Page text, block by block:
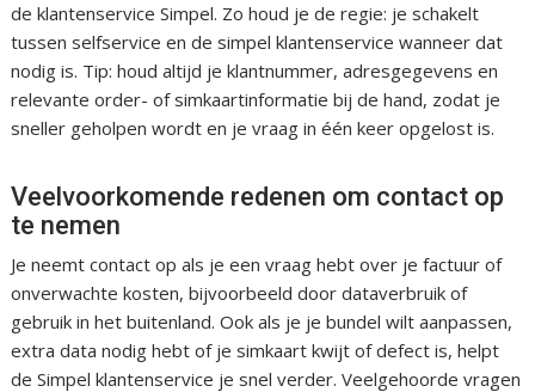
de klantenservice Simpel. Zo houd je de regie: je schakelt
tussen selfservice en de simpel klantenservice wanneer dat
nodig is. Tip: houd altijd je klantnummer, adresgegevens en
relevante order- of simkaartinformatie bij de hand, zodat je
sneller geholpen wordt en je vraag in één keer opgelost is.
Veelvoorkomende redenen om contact op
te nemen
Je neemt contact op als je een vraag hebt over je factuur of
onverwachte kosten, bijvoorbeeld door dataverbruik of
gebruik in het buitenland. Ook als je je bundel wilt aanpassen,
extra data nodig hebt of je simkaart kwijt of defect is, helpt
de Simpel klantenservice je snel verder. Veelgehoorde vragen